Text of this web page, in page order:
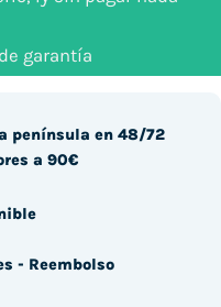
garantía
península en 48/72
a 90€
- Reembolso